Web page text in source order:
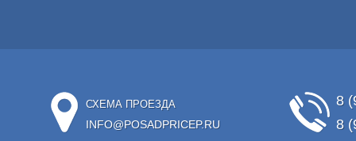
СХЕМА ПРОЕЗДА
INFO@POSADPRICEP.RU
8
8